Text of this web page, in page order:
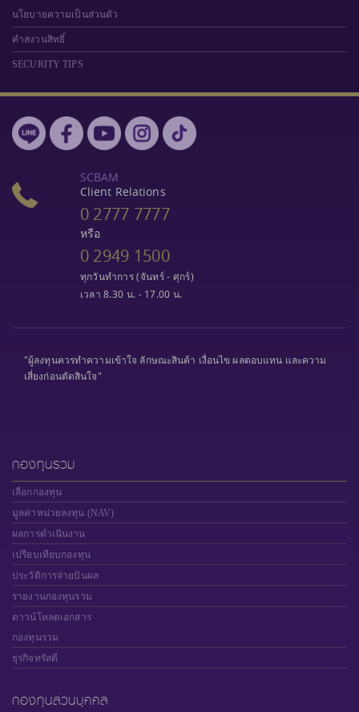
นโยบายความเป็นส่วนตัว
คำสงวนสิทธิ์
SECURITY TIPS
SCBAM
Client Relations
0 2777 7777
หรือ
0 2949 1500
ทุกวันทำการ (จันทร์ - ศุกร์)
เวลา 8.30 น. - 17.00 น.
"ผู้ลงทุนควรทำความเข้าใจ ลักษณะสินค้า เงื่อนไข ผลตอบแทน และความ
เสี่ยงก่อนตัดสินใจ"
กองทุนรวม
เลือกกองทุน
มูลค่าหน่วยลงทุน (NAV)
ผลการดำเนินงาน
เปรียบเทียบกองทุน
ประวัติการจ่ายปันผล
รายงานกองทุนรวม
ดาวน์โหลดเอกสาร
กองทุนรวม
ธุรกิจทรัสตี
กองทุนส่วนบุคคล